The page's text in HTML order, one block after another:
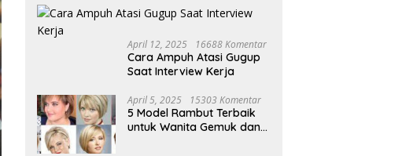
April 12, 2025 16688 Komentar
Cara Ampuh Atasi Gugup
Saat Interview Kerja
April 5, 2025 15303 Komentar
5 Model Rambut Terbaik
untuk Wanita Gemuk dan